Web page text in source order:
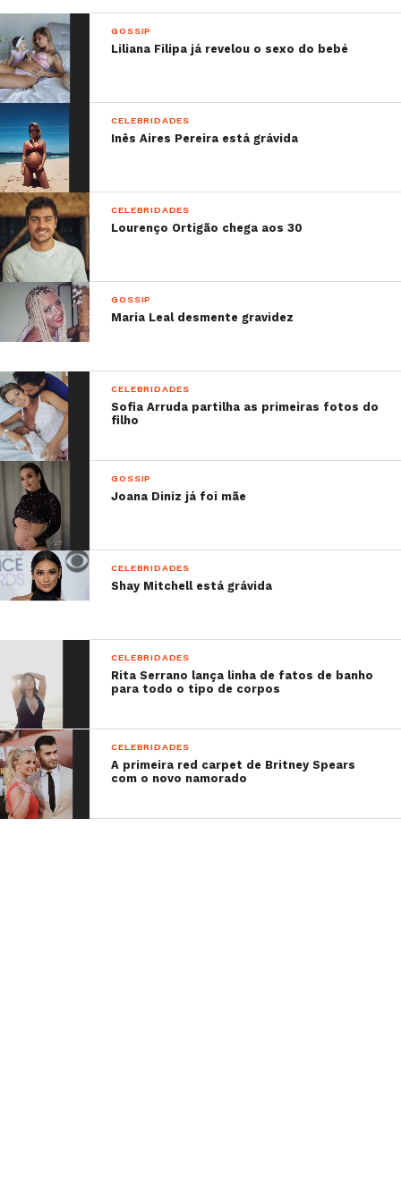
GOSSIP
Liliana Filipa já revelou o sexo do bebé
CELEBRIDADES
Inês Aires Pereira está grávida
CELEBRIDADES
Lourenço Ortigão chega aos 30
GOSSIP
Maria Leal desmente gravidez
CELEBRIDADES
Sofia Arruda partilha as primeiras fotos do
filho
GOSSIP
Joana Diniz já foi mãe
CELEBRIDADES
Shay Mitchell está grávida
CELEBRIDADES
Rita Serrano lança linha de fatos de banho
para todo o tipo de corpos
CELEBRIDADES
A primeira red carpet de Britney Spears
com o novo namorado